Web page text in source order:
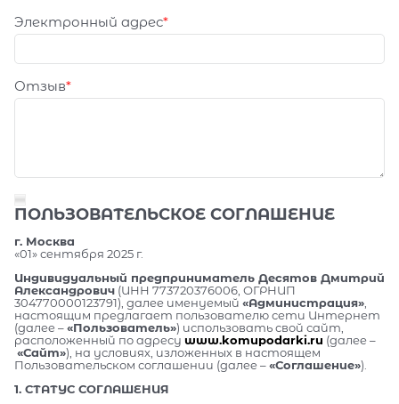
Электронный адрес
Отзыв
ПОЛЬЗОВАТЕЛЬСКОЕ СОГЛАШЕНИЕ
г. Москва
«01» сентября 2025 г.
Индивидуальный предприниматель Десятов Дмитрий
Александрович (ИНН 773720376006, ОГРНИП
304770000123791), далее именуемый «Администрация»
настоящим предлагает пользователю сети Интернет
(далее –«Пользователь») использовать свой сайт,
расположенный по адресу www.komupodarki.ru (далее –
«Сайт»), на условиях, изложенных в настоящем
Пользовательском соглашении (далее –«Соглашение»).
1. СТАТУС СОГЛАШЕНИЯ